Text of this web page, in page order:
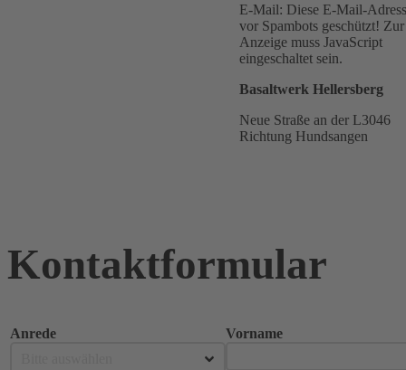
E-Mail: Diese E-Mail-
vor Spambots geschützt! Zur
Anzeige muss JavaScript
eingeschaltet sein.
Basaltwerk Hellersberg
Neue Straße an der L3046
Richtung Hundsangen
Kontaktformular
Anrede
Vorname